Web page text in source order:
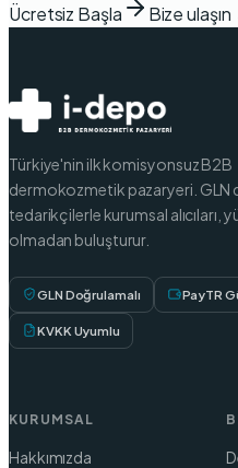
Ücretsiz Başla Bize
Türkiye'nin ilk komisyonsuz B2B
dermokozmetik pazaryeri. GLN
tedarikçilerle kurumsal alıcıları,
olmadan buluşturur.
GLN Doğrulamalı PayTR
KVKK Uyumlu
KURUMSAL
Hakkımızda